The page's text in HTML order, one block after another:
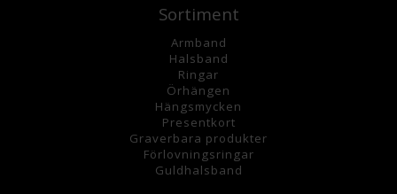
Sortiment
Armband
Halsband
Ringar
Örhängen
Hängsmycken
Presentkort
Graverbara produkter
Förlovningsringar
Guldhalsband